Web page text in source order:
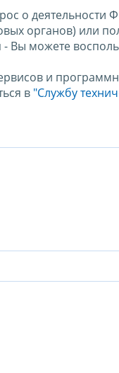
о деятельности
органов) или
Вы можете
и
в "Службу